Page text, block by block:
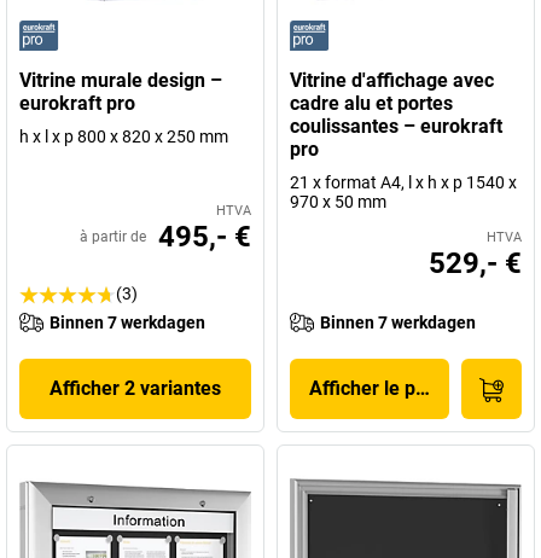
Vitrine murale design –
eurokraft pro
h x l x p 800 x 820 x 250 mm
HTVA
à partir de 495,- €
(3)
Binnen 7 werkdagen
Afficher 2 variantes
Vitrine d'affichage avec
cadre alu et portes
coulissantes – eurokraft
pro
21 x format A4, l x h x p 1540 x
970 x 50 mm
HTVA
529,- €
Binnen 7 werkdagen
Afficher le produit